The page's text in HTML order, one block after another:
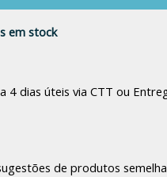
em stock
4 dias úteis via CTT ou
de produtos